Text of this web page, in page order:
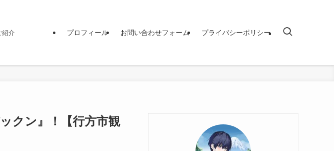
紹介 プロフィール お問い合わせフォーム プライバシーポリシー
クン』！【行方市観